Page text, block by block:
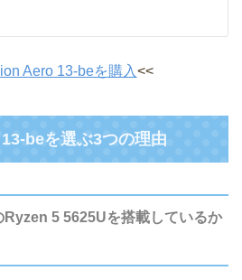
Aero 13-beを購入<<
beを選ぶ3つの理由
5 5625Uを搭載しているか